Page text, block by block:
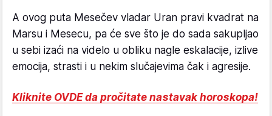
A ovog puta Mesečev vladar Uran pravi kvadrat na
Marsu i Mesecu, pa će sve što je do sada sakupljao
u sebi izaći na videlo u obliku nagle eskalacije, izlive
emocija, strasti i u nekim slučajevima čak i agresije.
Kliknite OVDE da pročitate nastavak horoskopa!